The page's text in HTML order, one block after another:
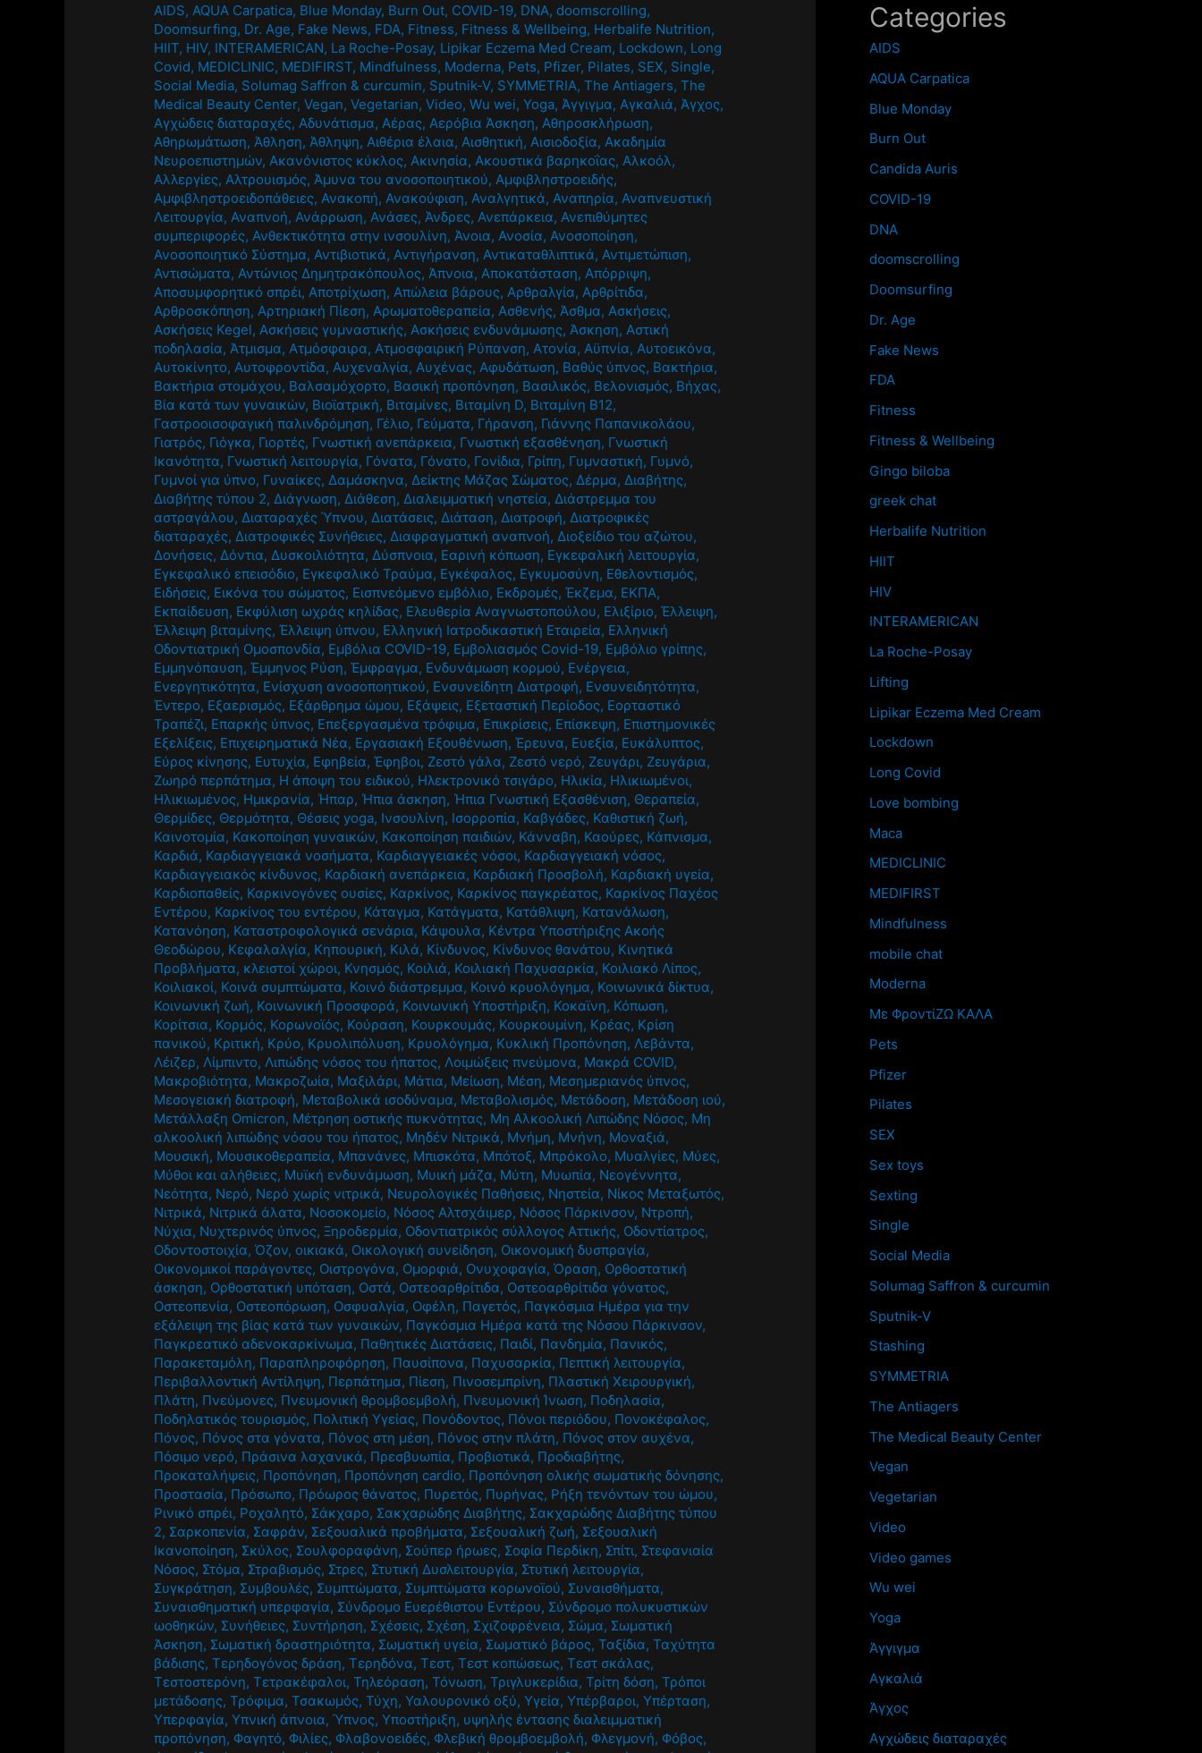
AIDS, AQUA Carpatica, Blue Monday, Burn Out, COVID-19, DNA,doomscrolling,
Doomsurfing, Dr. Age, Fake News, FDA, Fitness, Fitness & Wellbeing, Herbalife Nutrition,
HIIT, HIV, INTERAMERICAN, La Roche-Posay, Lipikar Eczema Med Cream, Lockdown, Long
Covid, MEDICLINIC, MEDIFIRST, Mindfulness, Moderna, Pets, Pfizer, Pilates, SEX, Single,
Social Media, Solumag Saffron & curcumin, Sputnik-V, SYMMETRIA,The Antiagers,The
Medical Beauty Center,Vegan,Vegetarian,Video,Wu wei,Yoga, Άγγιγμα, Αγκαλιά, Άγχος,
Αγχώδεις διαταραχές, Αδυνάτισμα, Αέρας, Αερόβια Άσκηση, Αθηροσκλήρωση,
Αθηρωμάτωση, Άθληση, Άθληψη, Αιθέρια έλαια, Αισθητική, Αισιοδοξία, Ακαδημία
Νευροεπιστημών, Ακανόνιστος κύκλος, Ακινησία, Ακουστικά βαρηκοΐας, Αλκοόλ,
Αλλεργίες, Αλτρουισμός, Άμυνα του ανοσοποιητικού, Αμφιβληστροειδής,
Αμφιβληστροειδοπάθειες, Ανακοπή, Ανακούφιση, Αναλγητικά, Αναπηρία, Αναπνευστική
Λειτουργία, Αναπνοή, Ανάρρωση, Ανάσες, Άνδρες, Ανεπάρκεια, Ανεπιθύμητες
συμπεριφορές, Ανθεκτικότητα στην ινσουλίνη, Άνοια, Ανοσία, Ανοσοποίηση,
Ανοσοποιητικό Σύστημα, Αντιβιοτικά, Αντιγήρανση, Αντικαταθλιπτικά, Αντιμετώπιση,
Αντισώματα, Αντώνιος Δημητρακόπουλος, Άπνοια, Αποκατάσταση, Απόρριψη,
Αποσυμφορητικό σπρέι, Αποτρίχωση, Απώλεια βάρους, Αρθραλγία, Αρθρίτιδα,
Αρθροσκόπηση, Αρτηριακή Πίεση, Αρωματοθεραπεία, Ασθενής, Άσθμα, Ασκήσεις,
Ασκήσεις Kegel, Ασκήσεις γυμναστικής, Ασκήσεις ενδυνάμωσης, Άσκηση, Αστική
ποδηλασία, Άτμισμα, Ατμόσφαιρα, Ατμοσφαιρική Ρύπανση, Ατονία, Αϋπνία, Αυτοεικόνα,
Αυτοκίνητο, Αυτοφροντίδα, Αυχεναλγία, Αυχένας, Αφυδάτωση, Βαθύς ύπνος, Βακτήρια,
Βακτήρια στομάχου, Βαλσαμόχορτο, Βασική προπόνηση, Βασιλικός, Βελονισμός, Βήχας,
Βία κατά των γυναικών, Βιοϊατρική, Βιταμίνες, Βιταμίνη D, Βιταμίνη Β12,
Γαστροοισοφαγική παλινδρόμηση, Γέλιο, Γεύματα, Γήρανση, Γιάννης Παπανικολάου,
Γιατρός, Γιόγκα, Γιορτές, Γνωστική ανεπάρκεια, Γνωστική εξασθένηση, Γνωστική
Ικανότητα, Γνωστική λειτουργία, Γόνατα, Γόνατο, Γονίδια, Γρίπη, Γυμναστική, Γυμνό,
Γυμνοί για ύπνο, Γυναίκες, Δαμάσκηνα, Δείκτης Μάζας Σώματος, Δέρμα, Διαβήτης,
Διαβήτης τύπου 2, Διάγνωση, Διάθεση, Διαλειμματική νηστεία, Διάστρεμμα του
αστραγάλου, Διαταραχές Ύπνου, Διατάσεις, Διάταση, Διατροφή, Διατροφικές
διαταραχές, Διατροφικές Συνήθειες, Διαφραγματική αναπνοή, Διοξείδιο του αζώτου,
Δονήσεις, Δόντια, Δυσκοιλιότητα, Δύσπνοια, Εαρινή κόπωση, Εγκεφαλική λειτουργία,
Εγκεφαλικό επεισόδιο, Εγκεφαλικό Τραύμα, Εγκέφαλος, Εγκυμοσύνη, Εθελοντισμός,
Ειδήσεις, Εικόνα του σώματος, Εισπνεόμενο εμβόλιο, Εκδρομές,Έκζεμα, ΕΚΠΑ,
Εκπαίδευση, Εκφύλιση ωχράς κηλίδας, Ελευθερία Αναγνωστοπούλου, Ελιξίριο,Έλλειψη,
Έλλειψη βιταμίνης,Έλλειψη ύπνου, Ελληνική Ιατροδικαστική Εταιρεία, Ελληνική
Οδοντιατρική Ομοσπονδία, Εμβόλια COVID-19, Εμβολιασμός Covid-19, Εμβόλιο γρίπης,
Εμμηνόπαυση,Έμμηνος Ρύση,Έμφραγμα, Ενδυνάμωση κορμού, Ενέργεια,
Ενεργητικότητα, Ενίσχυση ανοσοποητικού, Ενσυνείδητη Διατροφή, Ενσυνειδητότητα,
Έντερο, Εξαερισμός, Εξάρθρημα ώμου, Εξάψεις, Εξεταστική Περίοδος, Εορταστικό
Τραπέζι, Επαρκής ύπνος, Επεξεργασμένα τρόφιμα, Επικρίσεις, Επίσκεψη, Επιστημονικές
Εξελίξεις, Επιχειρηματικά Νέα, Εργασιακή Εξουθένωση,Έρευνα, Ευεξία, Ευκάλυπτος,
Εύρος κίνησης, Ευτυχία, Εφηβεία,Έφηβοι, Ζεστό γάλα, Ζεστό νερό, Ζευγάρι, Ζευγάρια,
Ζωηρό περπάτημα, Η άποψη του ειδικού, Ηλεκτρονικό τσιγάρο, Ηλικία, Ηλικιωμένοι,
Ηλικιωμένος, Ημικρανία, Ήπαρ, Ήπια άσκηση, Ήπια Γνωστική Εξασθένιση, Θεραπεία,
Θερμίδες, Θερμότητα, Θέσεις yoga, Ινσουλίνη, Ισορροπία, Καβγάδες, Καθιστική ζωή,
Καινοτομία, Κακοποίηση γυναικών, Κακοποίηση παιδιών, Κάνναβη, Καούρες, Κάπνισμα,
Καρδιά, Καρδιαγγειακά νοσήματα, Καρδιαγγειακές νόσοι, Καρδιαγγειακή νόσος,
Καρδιαγγειακός κίνδυνος, Καρδιακή ανεπάρκεια, Καρδιακή Προσβολή, Καρδιακή υγεία,
Καρδιοπαθείς, Καρκινογόνες ουσίες, Καρκίνος, Καρκίνος παγκρέατος, Καρκίνος Παχέος
Εντέρου, Καρκίνος του εντέρου, Κάταγμα, Κατάγματα, Κατάθλιψη, Κατανάλωση,
Κατανόηση, Καταστροφολογικά σενάρια, Κάψουλα, Κέντρα Υποστήριξης Ακοής
Θεοδώρου, Κεφαλαλγία, Κηπουρική, Κιλά, Κίνδυνος, Κίνδυνος θανάτου, Κινητικά
Προβλήματα, κλειστοί χώροι, Κνησμός, Κοιλιά, Κοιλιακή Παχυσαρκία, Κοιλιακό Λίπος,
Κοιλιακοί, Κοινά συμπτώματα, Κοινό διάστρεμμα, Κοινό κρυολόγημα, Κοινωνικά δίκτυα,
Κοινωνική ζωή, Κοινωνική Προσφορά, Κοινωνική Υποστήριξη, Κοκαϊνη, Κόπωση,
Κορίτσια, Κορμός, Κορωνοϊός, Κούραση, Κουρκουμάς, Κουρκουμίνη, Κρέας, Κρίση
πανικού, Κριτική, Κρύο, Κρυολιπόλυση, Κρυολόγημα, Κυκλική Προπόνηση, Λεβάντα,
Λέιζερ, Λίμπιντο, Λιπώδης νόσος του ήπατος, Λοιμώξεις πνεύμονα, Μακρά COVID,
Μακροβιότητα, Μακροζωία, Μαξιλάρι, Μάτια, Μείωση, Μέση, Μεσημεριανός ύπνος,
Μεσογειακή διατροφή, Μεταβολικά ισοδύναμα, Μεταβολισμός, Μετάδοση, Μετάδοση ιού,
Μετάλλαξη Omicron, Μέτρηση οστικής πυκνότητας, Μη Αλκοολική Λιπώδης Νόσος, Μη
αλκοολική λιπώδης νόσου του ήπατος, Μηδέν Νιτρικά, Μνήμη, Μνήνη, Μοναξιά,
Μουσική, Μουσικοθεραπεία, Μπανάνες, Μπισκότα, Μπότοξ, Μπρόκολο, Μυαλγίες, Μύες,
Μύθοι και αλήθειες, Μυϊκή ενδυνάμωση, Μυική μάζα, Μύτη, Μυωπία, Νεογέννητα,
Νεότητα, Νερό, Νερό χωρίς νιτρικά, Νευρολογικές Παθήσεις, Νηστεία, Νίκος Μεταξωτός,
Νιτρικά, Νιτρικά άλατα, Νοσοκομείο, Νόσος Αλτσχάιμερ, Νόσος Πάρκινσον, Ντροπή,
Νύχια, Νυχτερινός ύπνος,Ξηροδερμία, Οδοντιατρικός σύλλογος Αττικής, Οδοντίατρος,
Οδοντοστοιχία,Όζον,οικιακά, Οικολογική συνείδηση, Οικονομική δυσπραγία,
Οικονομικοί παράγοντες, Οιστρογόνα, Ομορφιά, Ονυχοφαγία,Όραση, Ορθοστατική
άσκηση, Ορθοστατική υπόταση, Οστά, Οστεοαρθρίτιδα, Οστεοαρθρίτιδα γόνατος,
Οστεοπενία, Οστεοπόρωση, Οσφυαλγία, Οφέλη, Παγετός, Παγκόσμια Ημέρα για την
εξάλειψη της βίας κατά των γυναικών, Παγκόσμια Ημέρα κατά της Νόσου Πάρκινσον,
Παγκρεατικό αδενοκαρκίνωμα, Παθητικές Διατάσεις, Παιδί, Πανδημία, Πανικός,
Παρακεταμόλη, Παραπληροφόρηση, Παυσίπονα, Παχυσαρκία, Πεπτική λειτουργία,
Περιβαλλοντική Αντίληψη, Περπάτημα, Πίεση, Πινοσεμπρίνη, Πλαστική Χειρουργική,
Πλάτη, Πνεύμονες, Πνευμονική θρομβοεμβολή, Πνευμονική Ίνωση, Ποδηλασία,
Ποδηλατικός τουρισμός, Πολιτική Υγείας, Πονόδοντος, Πόνοι περιόδου, Πονοκέφαλος,
Πόνος, Πόνος στα γόνατα, Πόνος στη μέση, Πόνος στην πλάτη, Πόνος στον αυχένα,
Πόσιμο νερό, Πράσινα λαχανικά, Πρεσβυωπία, Προβιοτικά, Προδιαβήτης,
Προκαταλήψεις, Προπόνηση, Προπόνηση cardio, Προπόνηση ολικής σωματικής δόνησης,
Προστασία, Πρόσωπο, Πρόωρος θάνατος, Πυρετός, Πυρήνας, Ρήξη τενόντων του ώμου,
Ρινικό σπρέι, Ροχαλητό, Σάκχαρο, Σακχαρώδης Διαβήτης, Σακχαρώδης Διαβήτης τύπου
2, Σαρκοπενία, Σαφράν, Σεξουαλικά προβήματα, Σεξουαλική ζωή, Σεξουαλική
Ικανοποίηση, Σκύλος, Σουλφοραφάνη, Σούπερ ήρωες, Σοφία Περδίκη, Σπίτι, Στεφανιαία
Νόσος, Στόμα, Στραβισμός, Στρες, Στυτική Δυσλειτουργία, Στυτική λειτουργία,
Συγκράτηση, Συμβουλές, Συμπτώματα, Συμπτώματα κορωνοϊού, Συναισθήματα,
Συναισθηματική υπερφαγία, Σύνδρομο Ευερέθιστου Εντέρου, Σύνδρομο πολυκυστικών
ωοθηκών, Συνήθειες, Συντήρηση, Σχέσεις, Σχέση, Σχιζοφρένεια, Σώμα, Σωματική
Άσκηση, Σωματική δραστηριότητα, Σωματική υγεία, Σωματικό βάρος,Ταξίδια,Ταχύτητα
βάδισης,Τερηδογόνος δράση,Τερηδόνα,Τεστ,Τεστ κοπώσεως,Τεστ σκάλας,
Τεστοστερόνη,Τετρακέφαλοι,Τηλεόραση,Τόνωση,Τριγλυκερίδια,Τρίτη δόση,Τρόποι
μετάδοσης,Τρόφιμα,Τσακωμός,Τύχη,Υαλουρονικό οξύ,Υγεία,Υπέρβαροι,Υπέρταση,
Υπερφαγία,Υπνική άπνοια,Ύπνος,Υποστήριξη, υψηλής έντασης διαλειμματική
προπόνηση,Φαγητό,Φιλίες,Φλαβονοειδές,Φλεβική θρομβοεμβολή,Φλεγμονή,Φόβος,
Categories
AIDS
AQUA Carpatica
Blue Monday
Burn Out
Candida Auris
COVID-19
DNA
doomscrolling
Doomsurfing
Dr. Age
Fake News
FDA
Fitness
Fitness & Wellbeing
Gingo biloba
greek chat
Herbalife Nutrition
HIIT
HIV
INTERAMERICAN
La Roche-Posay
Lifting
Lipikar Eczema Med Cream
Lockdown
Long Covid
Love bombing
Maca
MEDICLINIC
MEDIFIRST
Mindfulness
mobile chat
Moderna
Mε ΦροντίΖΩ ΚΑΛΑ
Pets
Pfizer
Pilates
SEX
Sex toys
Sexting
Single
Social Media
Solumag Saffron & curcumin
Sputnik-V
Stashing
SYMMETRIA
The Antiagers
The Medical Beauty Center
Vegan
Vegetarian
Video
Video games
Wu wei
Yoga
Άγγιγμα
Αγκαλιά
Άγχος
Αγχώδεις διαταραχές